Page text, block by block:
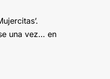
una vez… en